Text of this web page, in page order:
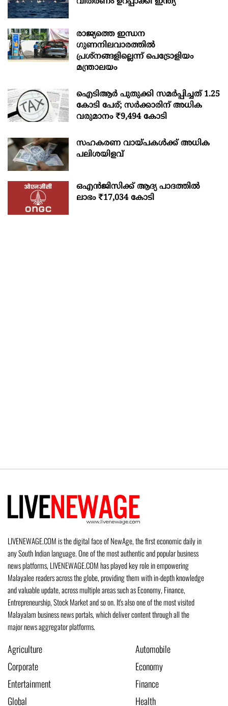
രാജ്യത്തെ ഇന്ധന
ഗുണനിലവാരത്തില്‍
പ്രശ്‌നങ്ങളില്ലെന്ന് പെട്രോളിയം
മന്ത്രാലയം
ഐടിആര്‍ പുതുക്കി സമർപ്പിച്ചത് 1.25
കോടി പേര്; സർക്കാരിന് അധിക
വരുമാനം ₹9,494 കോടി
സഹകരണ വായ്പകള്‍ക്ക് അധിക
പലിശയിളവ്
ഒഎന്‍ജിസിക്ക് ആദ്യ പാദത്തില്‍
ലാഭം ₹17,034 കോടി
LIVENEWAGE.COM is the digital face of NewAge, the first economic daily in
any South Indian language. One of the most authentic and popular business
news platforms, LIVENEWAGE.COM has played key role in empowering
Malayalee readers across the globe, providing them with in-depth knowledge
and valuable update, across multiple areas such as Economy, Finance,
Entrepreneurship, Stock Market and so on. It's also one of the most visited
Malayalam business news portals, which deliver content through all the
major news aggregator platforms.
Agriculture
Automobile
Corporate
Economy
Entertainment
Finance
Global
Health